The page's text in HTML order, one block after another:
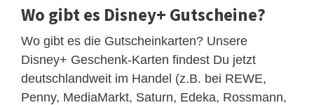
Wo gibt es Disney+ Gutscheine?
Wo gibt es die Gutscheinkarten? Unsere
Disney+ Geschenk-Karten findest Du jetzt
deutschlandweit im Handel (z.B. bei REWE,
Penny, MediaMarkt, Saturn, Edeka, Rossmann,